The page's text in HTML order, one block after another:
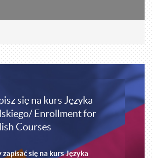
się na kurs Języka
Enrollment for
Courses
zapisać się na kurs Języka